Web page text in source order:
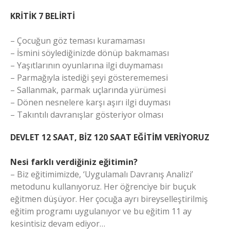
KRİTİK 7 BELİRTİ
– Çocuğun göz teması kuramaması
– İsmini söylediğinizde dönüp bakmaması
– Yaşıtlarının oyunlarına ilgi duymaması
– Parmağıyla istediği şeyi gösterememesi
– Sallanmak, parmak uçlarında yürümesi
– Dönen nesnelere karşı aşırı ilgi duyması
– Takıntılı davranışlar gösteriyor olması
DEVLET 12 SAAT, BİZ 120 SAAT EĞİTİM VERİYORUZ
Nesi farklı verdiğiniz eğitimin?
– Biz eğitimimizde, ‘Uygulamalı Davranış Analizi’
metodunu kullanıyoruz. Her öğrenciye bir buçuk
eğitmen düşüyor. Her çocuğa ayrı bireyselleştirilmiş
eğitim programı uygulanıyor ve bu eğitim 11 ay
kesintisiz devam ediyor…